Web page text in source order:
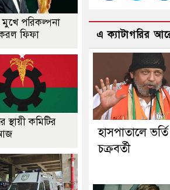
এ ক্যাটাগরির
হাসপাতালে
চক্রবর্তী
পরিকল্পনা
ফিফা
স্থায়ী কমিটির